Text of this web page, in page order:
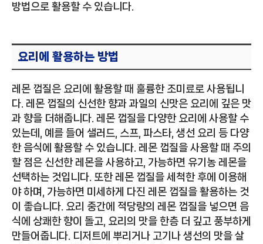
방법으로 활용할 수 있습니다.
요리에 활용하는 방법
레몬 껍질은 요리에 활용할 때 훌륭한 조미료로 사용됩니
다. 레몬 껍질의 신선한 향과 과일의 신맛은 요리에 깊은 맛
과 향을 더해줍니다. 레몬 껍질을 다양한 요리에 사용할 수
있는데, 예를 들어 샐러드, 스프, 파스타, 생선 요리 등 다양
한 음식에 활용할 수 있습니다. 레몬 껍질을 사용할 때 주의
할 점은 신선한 레몬을 사용하고, 가능하면 유기농 레몬을
선택하는 것입니다. 또한 레몬 껍질을 세척한 후에 이용해
야 하며, 가능하면 미세하게 다진 레몬 껍질을 활용하는 것
이 좋습니다. 요리 중간에 적당량의 레몬 껍질을 넣으면 음
식에 상쾌한 향이 돌고, 요리의 맛을 한층 더 깊고 풍부하게
만들어줍니다. 디저트에 뿌리거나 고기나 생선의 맛을 살